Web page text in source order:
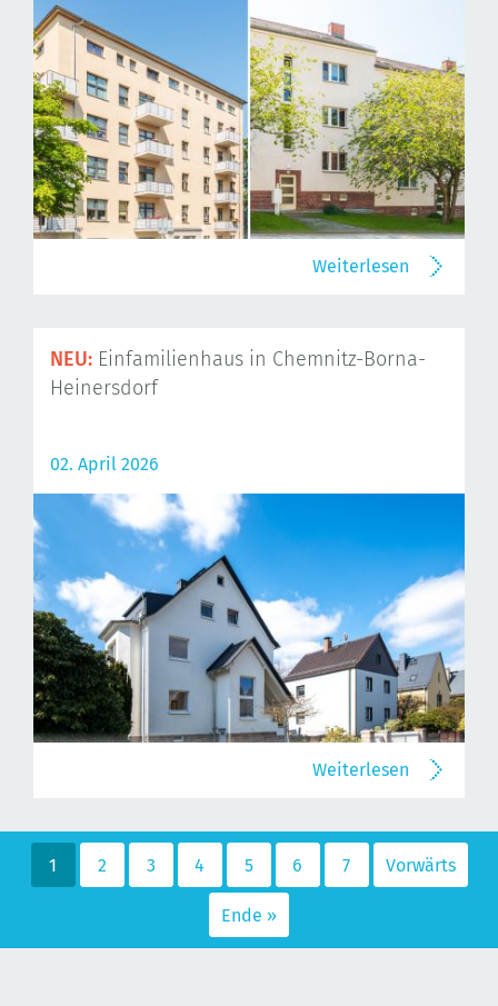
Weiterlesen
NEU: Einfamilienhaus in Chemnitz-Borna-
Heinersdorf
02. April 2026
Weiterlesen
1 2 3 4 5 6 7 Vorwärts
Ende »